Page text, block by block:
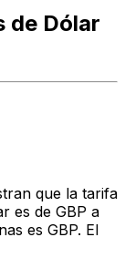
de Dólar
que la tarifa
es de GBP a
es GBP. El